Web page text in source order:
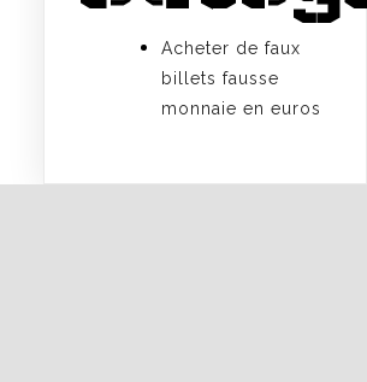
Acheter de faux
billets fausse
monnaie en euros